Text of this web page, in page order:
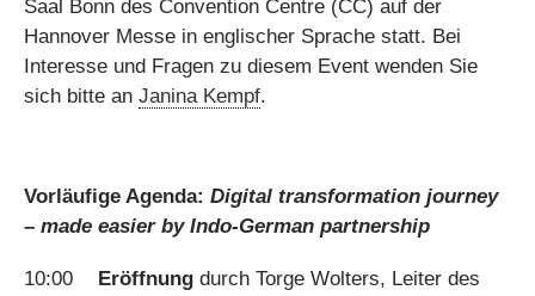
Saal Bonn des Convention Centre (CC) auf der
Hannover Messe in englischer Sprache statt. Bei
Interesse und Fragen zu diesem Event wenden Sie
sich bitte an Janina Kempf.
Vorläufige Agenda: Digital transformation journey
– made easier by Indo-German partnership
10:00
Eröffnung durch Torge Wolters, Leiter des